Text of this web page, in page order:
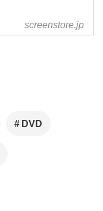
screenstore.jp
DVD